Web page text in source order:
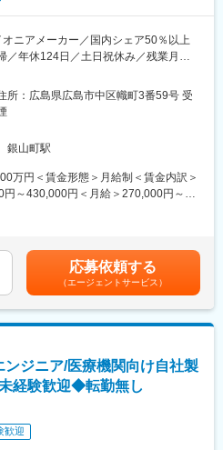
処理装置など
）の5品目
用具についての研修、OJTをしっかり
が業界未経験で入社しており、まずは
だきますのでご安心ください。
士でフォローし合うことのできるフ
の事務処理をサポートしてくれるバ
働きやすさの要因です。
ニアメーカー／国内シェア50％以上
／年休124日／土日祝休み／残業月平
とした、医薬品メーカーである当社
。総合病院の腎臓内科、泌尿器系内科
ICU等を対象に医薬品情報を提供し、
床工学技士・看護師と信頼を築きなが
していただきます。
県/鳥取県/島根県
OJTや営業同行を行い営業手法を身
回程度、配属拠点に出社し会議にて情
ていただきます。
た。ゆくゆくは主任、係長、課長代理
所：広島県広島市中区幟町3番59号 受
銀山町駅
万円＜賃金形態＞月給制＜賃金内訳＞
円～430,000円＜月給＞270,000円～
支給賃金はあくまでも目安の金額であ
可能性があります。月給(月額)は固定手
応募依頼する
（エージェントサービス）
ンジニア/医療機関向け自社製
経験歓迎◆転勤無し
歓迎